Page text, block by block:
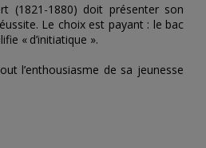
(1821-1880) doit présenter son
Le choix est payant : le bac
« d’initiatique ».
l’enthousiasme de sa jeunesse